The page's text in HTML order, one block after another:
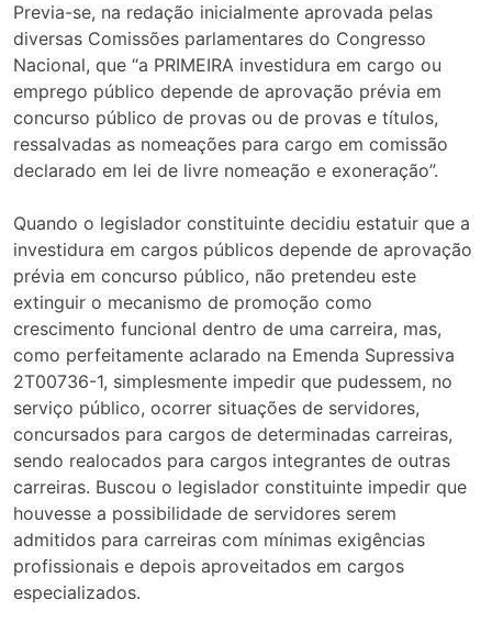
Previa-se, na redação inicialmente aprovada pelas
diversas Comissões parlamentares do Congresso
Nacional, que “a PRIMEIRA investidura em cargo ou
emprego público depende de aprovação prévia em
concurso público de provas ou de provas e títulos,
ressalvadas as nomeações para cargo em comissão
declarado em lei de livre nomeação e exoneração”.
Quando o legislador constituinte decidiu estatuir que a
investidura em cargos públicos depende de aprovação
prévia em concurso público, não pretendeu este
extinguir o mecanismo de promoção como
crescimento funcional dentro de uma carreira, mas,
como perfeitamente aclarado na Emenda Supressiva
2T00736-1, simplesmente impedir que pudessem, no
serviço público, ocorrer situações de servidores,
concursados para cargos de determinadas carreiras,
sendo realocados para cargos integrantes de outras
carreiras. Buscou o legislador constituinte impedir que
houvesse a possibilidade de servidores serem
admitidos para carreiras com mínimas exigências
profissionais e depois aproveitados em cargos
especializados.